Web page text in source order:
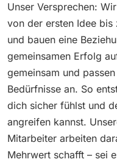
Unser Versprechen:
von der ersten Idee bis
und bauen eine
gemeinsamen Erfolg
gemeinsam und
Bedürfnisse an. So
dich sicher fühlst und
angreifen kannst.
Mitarbeiter arbeiten
Mehrwert schafft – sei